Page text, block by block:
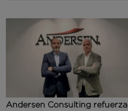
Andersen Consulting refuerza